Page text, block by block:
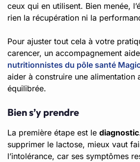
ceux qui en utilisent. Bien menée,
rien la récupération ni la
Pour ajuster tout cela à votre
carencer, un accompagnement
nutritionnistes du pôle santé
aider à construire une alimentation
équilibrée.
Bien s’y prendre
La première étape est le diagnostic
supprimer le lactose, mieux vaut
l’intolérance, car ses symptômes